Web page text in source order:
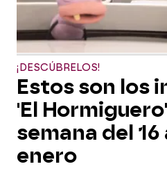
¡DESCÚBRELOS!
Estos son los
'El
semana del 16
enero